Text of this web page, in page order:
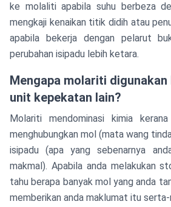
ke molaliti apabila suhu berbeza
mengkaji kenaikan titik didih atau
apabila bekerja dengan pelarut
perubahan isipadu lebih ketara.
Mengapa molariti
unit kepekatan lain?
Molariti mendominasi kimia
menghubungkan mol (mata wang
isipadu (apa yang sebenarnya
makmal). Apabila anda melakukan
tahu berapa banyak mol yang anda
memberikan anda maklumat itu